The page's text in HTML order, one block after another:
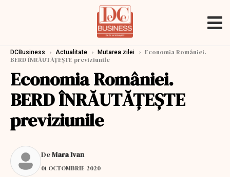
DCBusiness › Actualitate › Mutarea zilei › Economia României.
BERD ÎNRĂUTĂȚEȘTE previziunile
Economia României.
BERD ÎNRĂUTĂȚEȘTE
previziunile
DeMara Ivan
01 OCTOMBRIE 2020